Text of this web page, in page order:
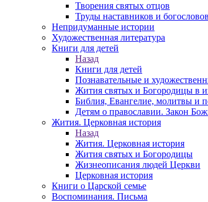
Творения святых отцов
Труды наставников и богословов
Непридуманные истории
Художественная литература
Книги для детей
Назад
Книги для детей
Познавательные и
Жития святых и Богородицы в
Библия, Евангелие, молитвы и
Детям о православии. Закон
Жития. Церковная история
Назад
Жития. Церковная история
Жития святых и Богородицы
Жизнеописания людей Церкви
Церковная история
Книги о Царской семье
Воспоминания. Письма